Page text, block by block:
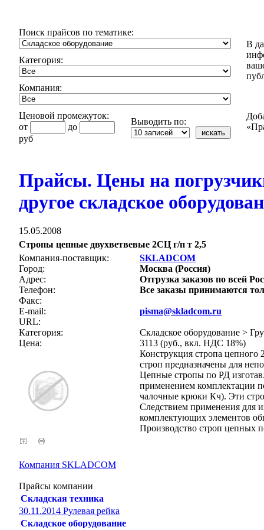
Поиск прайсов по тематике:
Категория:
Компания:
Ценовой промежуток:
от
до
руб
Выводить по:
В
Прайсы. Цены на
другое складское
15.05.2008
Стропы цепные двухветвевые 2СЦ г/п т 2,5
Компания-поставщик:
SKLADCOM
Город:
Москва (Россия)
Адрес:
Отгрузка заказов по всей
Телефон:
Все заказы принимаются
Факс:
E-mail:
pisma@skladcom.ru
URL:
Категория:
Складское оборудование >
Цена:
3113 (руб., вкл. НДС 18%)
Конструкция стропа
строп предназначены для
Цепные стропы по РД
применением комплектации
чалочные крюки Кч). Эти
Следствием применения для
комплектующих элементов
Производство строп цепных
Компания SKLADCOM
Прайсы компании
Складская техника
30.11.2014 Рулевая рейка
Складское оборудование